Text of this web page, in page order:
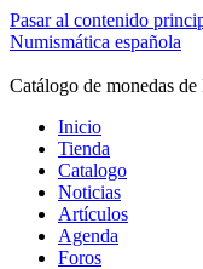
Pasar al contenido
Numismática española
Catálogo de monedas
Inicio
Tienda
Catalogo
Noticias
Artículos
Agenda
Foros